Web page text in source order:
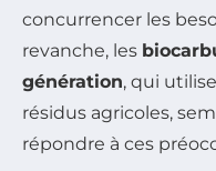
concurrencer les
revanche, les
génération, qui
résidus agricoles,
répondre à ces